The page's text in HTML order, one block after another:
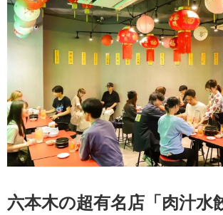
六本木の超有名店「肉汁水